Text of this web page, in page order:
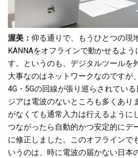
渥美： 仰る通りで、もうひとつの現
KANNAをオフラインで動かせるよう
す。というのも、デジタルツールを
大事なのはネットワークなのですが
4G・5Gの回線が張り巡らされてい
ジアは電波のないところも多くあり
がなくても通常入力は行えるように
つながったら自動的かつ安定的にデ
に修正しました。このオフラインで
いうのは、時に電波の届かない日本